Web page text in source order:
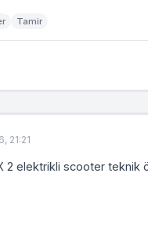
Tamir
21:21
2 elektrikli scooter